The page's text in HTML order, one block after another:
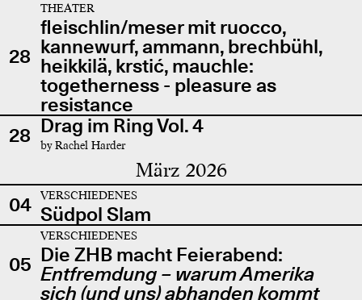
28
THEATER
fleischlin/meser mit ruocco,
kannewurf, ammann, brechbühl,
heikkilä, krstić, mauchle:
togetherness - pleasure as
resistance
28 Drag im Ring Vol. 4
by Rachel Harder
März 2026
04 VERSCHIEDENES
Südpol Slam
05
VERSCHIEDENES
Die ZHB macht Feierabend:
Entfremdung – warum Amerika
sich (und uns) abhanden kommt